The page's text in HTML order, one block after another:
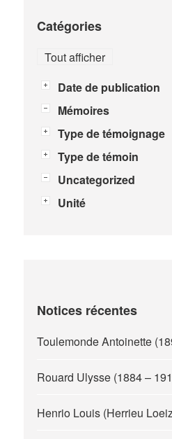
Catégories
Tout afficher
Date de publication
Mémoires
Type de témoignage
Type de témoin
Uncategorized
Unité
Notices récentes
Toulemonde Antoinette
Rouard Ulysse (1884 –
Henrio Louis (Herrieu